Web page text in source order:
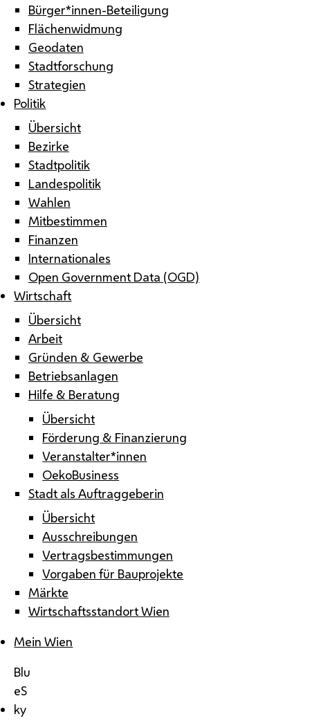
Bürger*innen-Beteiligung
Flächenwidmung
Geodaten
Stadtforschung
Strategien
Politik
Übersicht
Bezirke
Stadtpolitik
Landespolitik
Wahlen
Mitbestimmen
Finanzen
Internationales
Open Government Data (OGD)
Wirtschaft
Übersicht
Arbeit
Gründen & Gewerbe
Betriebsanlagen
Hilfe & Beratung
Übersicht
Förderung & Finanzierung
Veranstalter*innen
OekoBusiness
Stadt als Auftraggeberin
Übersicht
Ausschreibungen
Vertragsbestimmungen
Vorgaben für Bauprojekte
Märkte
Wirtschaftsstandort Wien
Mein Wien
Blu
eS
ky